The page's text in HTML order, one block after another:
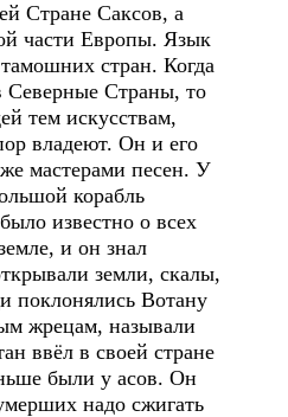
Стране Саксов, а
части Европы. Язык
стран. Когда
Страны, то
тем искусствам,
владеют. Он и его
мастерами песен. У
корабль
известно о всех
и он знал
земли, скалы,
поклонялись Вотану
жрецам, называли
ввёл в своей стране
были у асов. Он
надо сжигать